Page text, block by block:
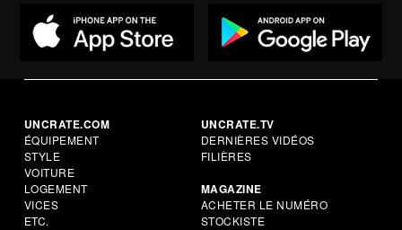
UNCRATE.COM
ÉQUIPEMENT
STYLE
VOITURE
LOGEMENT
VICES
ETC.
UNCRATE.TV
DERNIÈRES VIDÉOS
FILIÈRES
MAGAZINE
ACHETER LE NUMÉRO
STOCKISTE